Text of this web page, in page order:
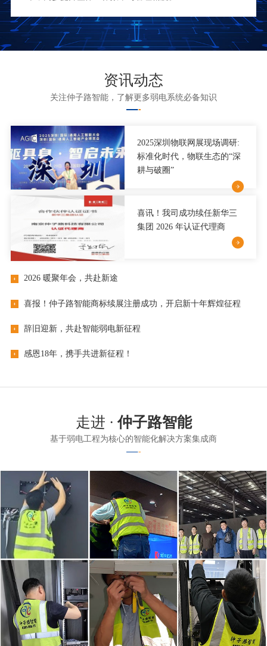
资讯动态
关注仲子路智能，了解更多弱电系统必备知识
2025深圳物联网展现场调研:
标准化时代，物联生态的“深
耕与破圈”
喜讯！我司成功续任新华三
集团 2026 年认证代理商
2026 暖聚年会，共赴新途
喜报！仲子路智能商标续展注册成功，开启新十年辉煌征程
辞旧迎新，共赴智能弱电新征程
感恩18年，携手共进新征程！
走进 ·仲子路智能
基于弱电工程为核心的智能化解决方案集成商